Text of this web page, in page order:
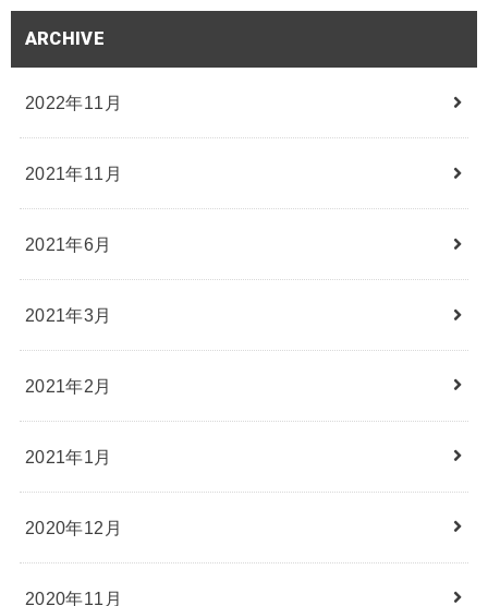
ARCHIVE
2022年11月
2021年11月
2021年6月
2021年3月
2021年2月
2021年1月
2020年12月
2020年11月